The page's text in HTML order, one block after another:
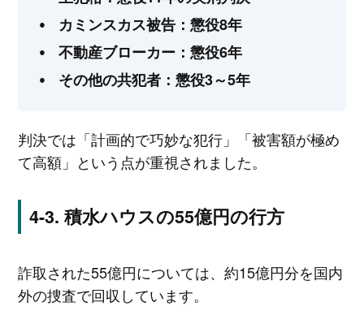
カミンスカス被告：懲役8年
不動産ブローカー：懲役6年
その他の共犯者：懲役3～5年
判決では「計画的で巧妙な犯行」「被害額が極め
て高額」という点が重視されました。
積水ハウスの55億円の行方
詐取された55億円については、約15億円分を国内
外の捜査で回収しています。